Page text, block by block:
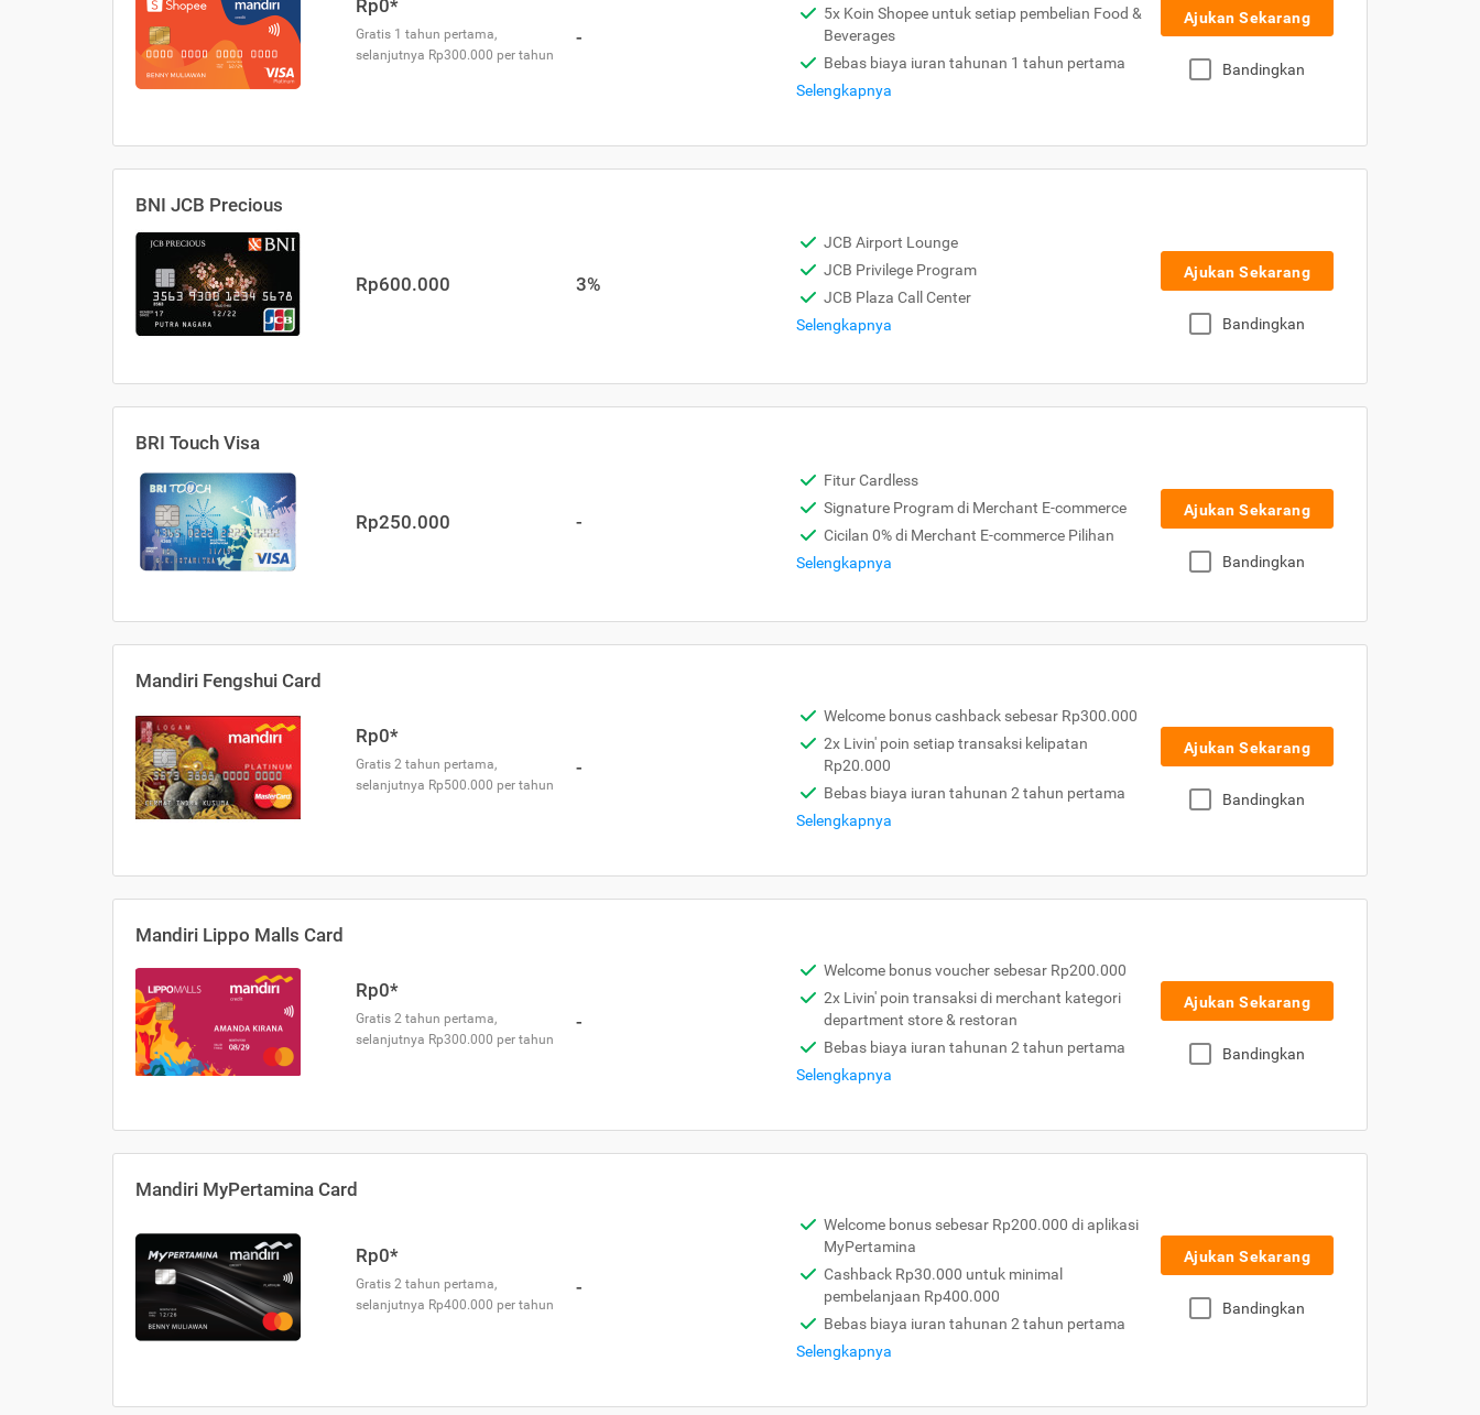
Rp0*
Gratis 1 tahun pertama,
selanjutnya Rp300.000 per tahun
-
5x Koin Shopee untuk setiap pembelian Food &
Beverages
Bebas biaya iuran tahunan 1 tahun pertama
Selengkapnya
Ajukan Sekarang
Bandingkan
BNI JCB Precious
Rp600.000 3%
JCB Airport Lounge
JCB Privilege Program
JCB Plaza Call Center
Selengkapnya
Ajukan Sekarang
Bandingkan
BRI Touch Visa
Rp250.000 -
Fitur Cardless
Signature Program di Merchant E-commerce
Cicilan 0% di Merchant E-commerce Pilihan
Selengkapnya
Ajukan Sekarang
Bandingkan
Mandiri Fengshui Card
Rp0*
Gratis 2 tahun pertama,
selanjutnya Rp500.000 per tahun
-
Welcome bonus cashback sebesar Rp300.000
2x Livin' poin setiap transaksi kelipatan
Rp20.000
Bebas biaya iuran tahunan 2 tahun pertama
Selengkapnya
Ajukan Sekarang
Bandingkan
Mandiri Lippo Malls Card
Rp0*
Gratis 2 tahun pertama,
selanjutnya Rp300.000 per tahun
-
Welcome bonus voucher sebesar Rp200.000
2x Livin' poin transaksi di merchant kategori
department store & restoran
Bebas biaya iuran tahunan 2 tahun pertama
Selengkapnya
Ajukan Sekarang
Bandingkan
Mandiri MyPertamina Card
Rp0*
Gratis 2 tahun pertama,
selanjutnya Rp400.000 per tahun
-
Welcome bonus sebesar Rp200.000 di aplikasi
MyPertamina
Cashback Rp30.000 untuk minimal
pembelanjaan Rp400.000
Bebas biaya iuran tahunan 2 tahun pertama
Selengkapnya
Ajukan Sekarang
Bandingkan